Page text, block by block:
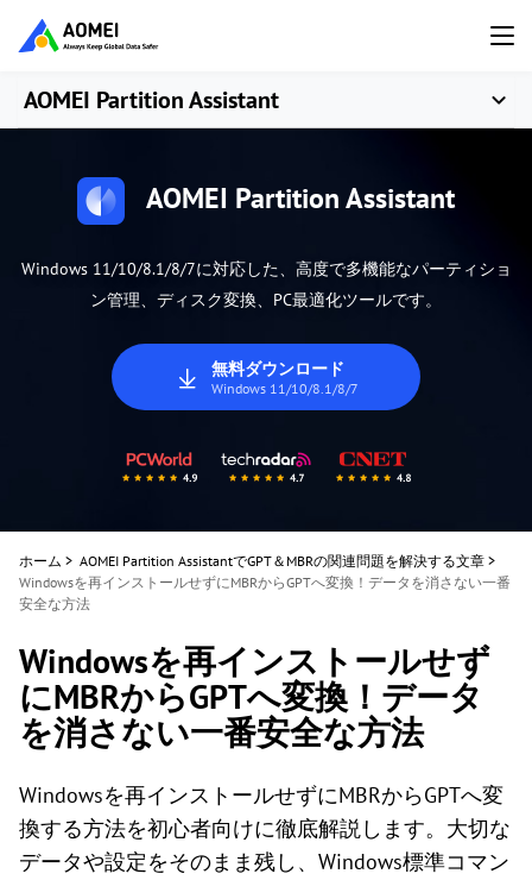
AOMEI Partition Assistant
AOMEI Partition Assistant
Windows 11/10/8.1/8/7に対応した、高度で多機能なパーティショ
ン管理、ディスク変換、PC最適化ツールです。
無料ダウンロード
Windows 11/10/8.1/8/7
ホーム > AOMEI Partition AssistantでGPT＆MBRの関連問題を解決する文章 >
Windowsを再インストールせずにMBRからGPTへ変換！データを消さない一番
安全な方法
Windowsを再インストールせず
にMBRからGPTへ変換！データ
を消さない一番安全な方法
Windowsを再インストールせずにMBRからGPTへ変
換する方法を初心者向けに徹底解説します。大切な
データや設定をそのまま残し、Windows標準コマン